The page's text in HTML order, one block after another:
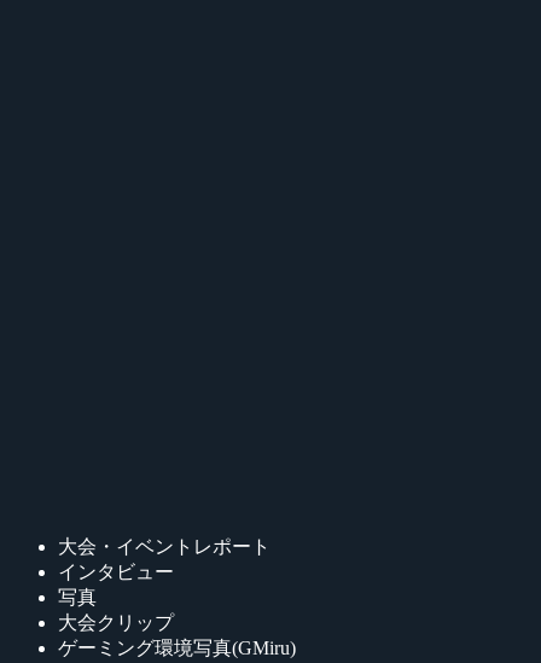
大会・イベントレポート
インタビュー
写真
大会クリップ
ゲーミング環境写真(GMiru)